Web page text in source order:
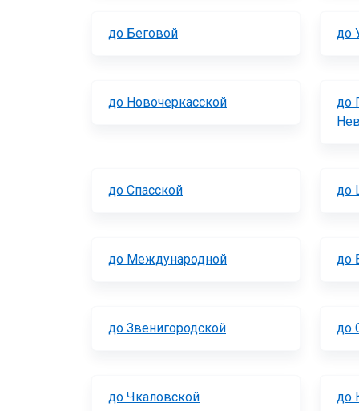
до Беговой до
до Новочеркасской
до
до Спасской до
до Международной до
до Звенигородской до
до Чкаловской до